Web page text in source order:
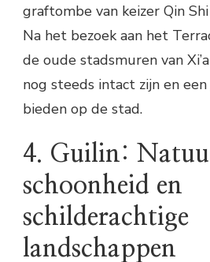
graftombe van keizer Qin
Na het bezoek aan het
de oude stadsmuren van
nog steeds intact zijn en
bieden op de stad.
4. Guilin:
schoonheid en
schilderachtige
landschappen